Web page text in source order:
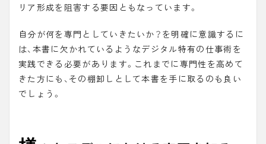
リア形成を阻害する要因ともなっています。
自分が何を専門としていきたいか？を明確に意識するに
は、本書に欠かれているようなデジタル特有の仕事術を
実践できる必要があります。これまでに専門性を高めて
きた方にも、その棚卸しとして本書を手に取るのも良い
でしょう。